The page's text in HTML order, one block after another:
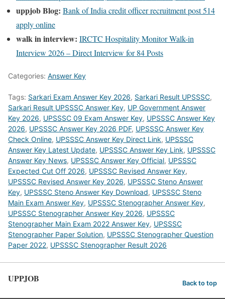
uppjob Blog: Bank of India credit officer recruitment post 514
apply online
walk in interview: IRCTC Hospitality Monitor Walk-in
Interview 2026 – Direct Interview for 84 Posts
Categories: Answer Key
Tags: Sarkari Exam Answer Key 2026, Sarkari Result UPSSSC,
Sarkari Result UPSSSC Answer Key, UP Government Answer
Key 2026, UPSSSC 09 Exam Answer Key, UPSSSC Answer Key
2026, UPSSSC Answer Key 2026 PDF, UPSSSC Answer Key
Check Online, UPSSSC Answer Key Direct Link, UPSSSC
Answer Key Latest Update, UPSSSC Answer Key Link, UPSSSC
Answer Key News, UPSSSC Answer Key Official, UPSSSC
Expected Cut Off 2026, UPSSSC Revised Answer Key,
UPSSSC Revised Answer Key 2026, UPSSSC Steno Answer
Key, UPSSSC Steno Answer Key Download, UPSSSC Steno
Main Exam Answer Key, UPSSSC Stenographer Answer Key,
UPSSSC Stenographer Answer Key 2026, UPSSSC
Stenographer Main Exam 2022 Answer Key, UPSSSC
Stenographer Paper Solution, UPSSSC Stenographer Question
Paper 2022, UPSSSC Stenographer Result 2026
UPPJOB Back to top